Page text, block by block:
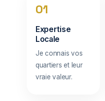
01
Expertise
Locale
Je connais vos
quartiers et leur
vraie valeur.